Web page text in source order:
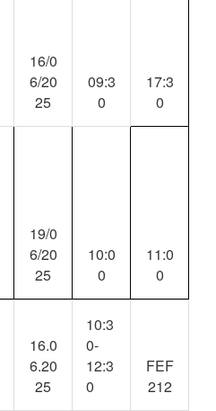
16/0
6/20
25
09:3
0
17:3
0
19/0
6/20
25
10:0
0
11:0
0
16.0
6.20
25
10:3
0-
12:3
0
FEF
212